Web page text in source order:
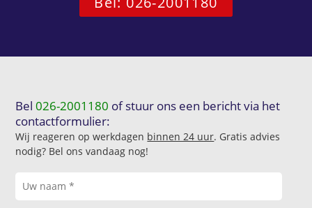
Bel026-2001180 of stuur ons een bericht via het
contactformulier:
Wij reageren op werkdagen binnen 24 uur. Gratis advies
nodig? Bel ons vandaag nog!